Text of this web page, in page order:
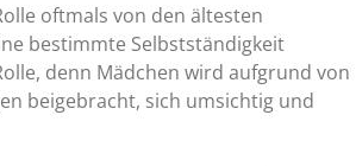
oftmals von den ältesten
bestimmte Selbstständigkeit
denn Mädchen wird aufgrund von
beigebracht, sich umsichtig und